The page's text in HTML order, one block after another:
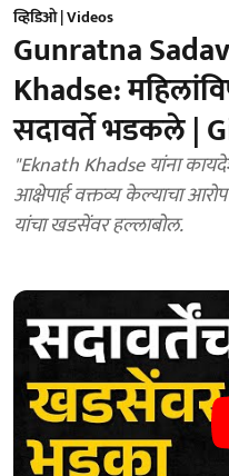
व्हिडिओ | Videos
Gunratna
Khadse:
सदावर्ते भडकले |
"Eknath Khadse यांना
आक्षेपार्ह वक्तव्य केल्याचा
यांचा खडसेंवर हल्लाबोल.